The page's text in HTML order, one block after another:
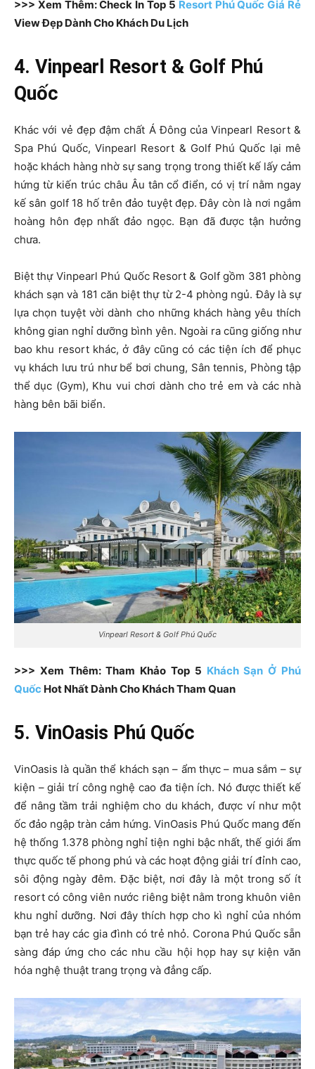
>>> Xem Thêm: Check In Top 5 Resort Phú Quốc Giá Rẻ
View Đẹp Dành Cho Khách Du Lịch
4. Vinpearl Resort & Golf Phú
Quốc
Khác với vẻ đẹp đậm chất Á Đông của Vinpearl Resort &
Spa Phú Quốc, Vinpearl Resort & Golf Phú Quốc lại mê
hoặc khách hàng nhờ sự sang trọng trong thiết kế lấy cảm
hứng từ kiến trúc châu Âu tân cổ điển, có vị trí nằm ngay
kế sân golf 18 hố trên đảo tuyệt đẹp. Đây còn là nơi ngắm
hoàng hôn đẹp nhất đảo ngọc. Bạn đã được tận hưởng
chưa.
Biệt thự Vinpearl Phú Quốc Resort & Golf gồm 381 phòng
khách sạn và 181 căn biệt thự từ 2-4 phòng ngủ. Đây là sự
lựa chọn tuyệt vời dành cho những khách hàng yêu thích
không gian nghỉ dưỡng bình yên. Ngoài ra cũng giống như
bao khu resort khác, ở đây cũng có các tiện ích để phục
vụ khách lưu trú như bể bơi chung, Sân tennis, Phòng tập
thể dục (Gym), Khu vui chơi dành cho trẻ em và các nhà
hàng bên bãi biển.
Vinpearl Resort & Golf Phú Quốc
>>> Xem Thêm: Tham Khảo Top 5 Khách Sạn Ở Phú
Quốc Hot Nhất Dành Cho Khách Tham Quan
5. VinOasis Phú Quốc
VinOasis là quần thể khách sạn – ẩm thực – mua sắm – sự
kiện – giải trí công nghệ cao đa tiện ích. Nó được thiết kế
để nâng tầm trải nghiệm cho du khách, được ví như một
ốc đảo ngập tràn cảm hứng. VinOasis Phú Quốc mang đến
hệ thống 1.378 phòng nghỉ tiện nghi bậc nhất, thế giới ẩm
thực quốc tế phong phú và các hoạt động giải trí đỉnh cao,
sôi động ngày đêm. Đặc biệt, nơi đây là một trong số ít
resort có công viên nước riêng biệt nằm trong khuôn viên
khu nghỉ dưỡng. Nơi đây thích hợp cho kì nghỉ của nhóm
bạn trẻ hay các gia đình có trẻ nhỏ. Corona Phú Quốc sẵn
sàng đáp ứng cho các nhu cầu hội họp hay sự kiện văn
hóa nghệ thuật trang trọng và đẳng cấp.